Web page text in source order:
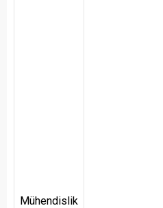
Mühendislik